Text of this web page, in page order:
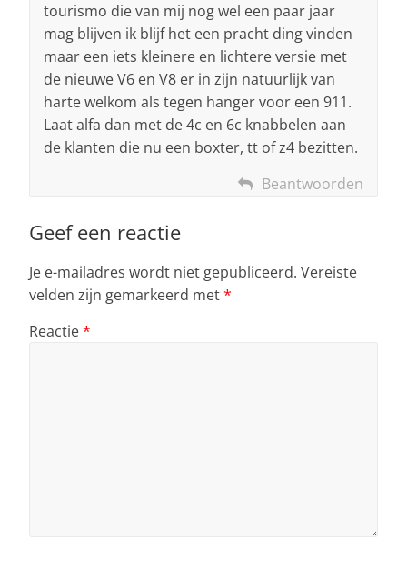
tourismo die van mij nog wel een paar jaar
mag blijven ik blijf het een pracht ding vinden
maar een iets kleinere en lichtere versie met
de nieuwe V6 en V8 er in zijn natuurlijk van
harte welkom als tegen hanger voor een 911.
Laat alfa dan met de 4c en 6c knabbelen aan
de klanten die nu een boxter, tt of z4 bezitten.
Beantwoorden
Geef een reactie
Je e-mailadres wordt niet gepubliceerd. Vereiste
velden zijn gemarkeerd met*
Reactie*